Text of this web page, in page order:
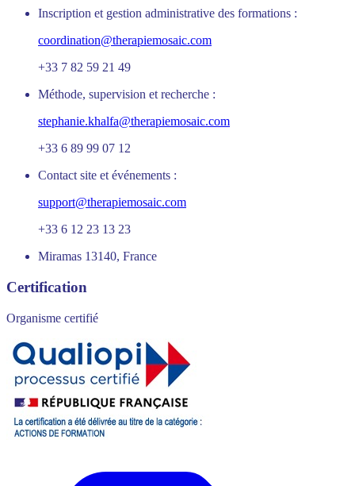
Inscription et gestion administrative des formations :
coordination@therapiemosaic.com
+33 7 82 59 21 49
Méthode, supervision et recherche :
stephanie.khalfa@therapiemosaic.com
+33 6 89 99 07 12
Contact site et événements :
support@therapiemosaic.com
+33 6 12 23 13 23
Miramas 13140, France
Certification
Organisme certifié